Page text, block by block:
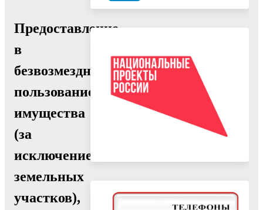
Предоставление
в
безвозмездное
пользование
имущества
(за
исключением
земельных
участков),